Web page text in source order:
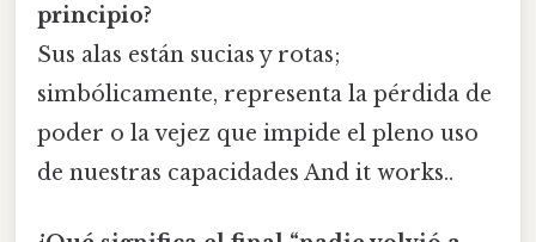
principio?
Sus alas están sucias y rotas;
simbólicamente, representa la pérdida de
poder o la vejez que impide el pleno uso
de nuestras capacidades And it works..